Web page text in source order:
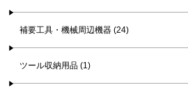
補要工具・機械周辺機器 (24)
ツール収納用品 (1)